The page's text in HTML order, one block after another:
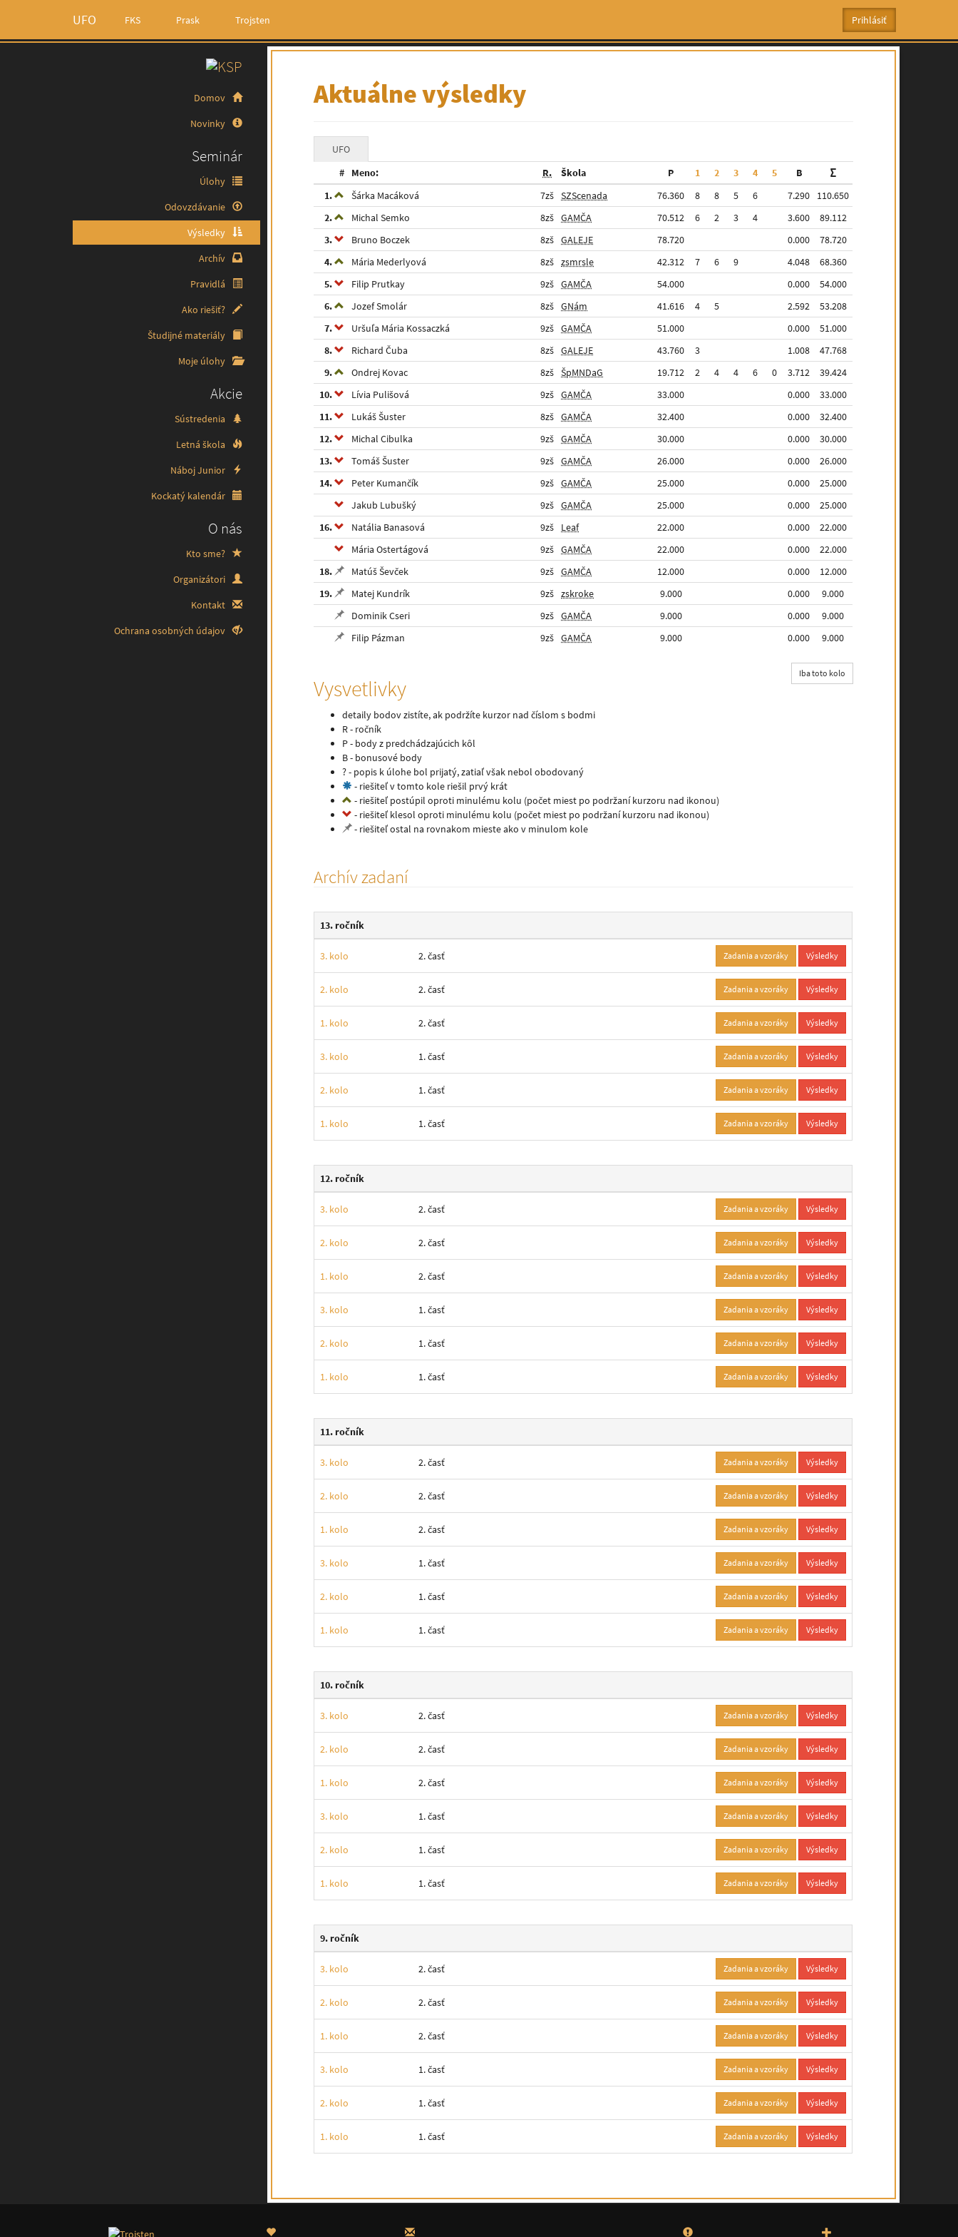
UFO FKS Prask Trojsten
Domov
Novinky
Seminár
Úlohy
Odovzdávanie
Výsledky
Archív
Pravidlá
Ako riešiť?
Študijné materiály
Moje úlohy
Akcie
Sústredenia
Letná škola
Náboj Junior
Kockatý kalendár
O nás
Kto sme?
Organizátori
Kontakt
Ochrana osobných údajov
Aktuálne výsledky
UFO
#
Meno: R. Škola P 1 2 3 4 5 B
∑
1.
Šárka Macáková 7zš SZScenada 76.360 8 8 5 6 7.290
110.650
2.
Michal Semko 8zš GAMČA 70.512 6 2 3 4 3.600
89.112
3.
Bruno Boczek 8zš GALEJE 78.720 0.000
78.720
4.
Mária Mederlyová 8zš zsmrsle 42.312 7 6 9 4.048
68.360
5.
Filip Prutkay 9zš GAMČA 54.000 0.000
54.000
6.
Jozef Smolár 8zš GNám 41.616 4 5 2.592
53.208
7.
Uršuľa Mária Kossaczká 9zš GAMČA 51.000 0.000
51.000
8.
Richard Čuba 8zš GALEJE 43.760 3 1.008
47.768
9.
Ondrej Kovac 8zš ŠpMNDaG 19.712 2 4 4 6 0 3.712
39.424
10.
Lívia Pulišová 9zš GAMČA 33.000 0.000
33.000
11.
Lukáš Šuster 8zš GAMČA 32.400 0.000
32.400
12.
Michal Cibulka 9zš GAMČA 30.000 0.000
30.000
13.
Tomáš Šuster 9zš GAMČA 26.000 0.000
26.000
14.
Peter Kumančík 9zš GAMČA 25.000 0.000
25.000
Jakub Lubušký
9zš GAMČA 25.000 0.000
25.000
16.
Natália Banasová 9zš Leaf 22.000 0.000
22.000
Mária Ostertágová
9zš GAMČA 22.000 0.000
22.000
18.
Matúš Ševček 9zš GAMČA 12.000 0.000
12.000
19.
Matej Kundrík 9zš zskroke 9.000 0.000
9.000
Dominik Cseri
9zš GAMČA 9.000 0.000
9.000
Filip Pázman
9zš GAMČA 9.000 0.000 9.000
Iba toto kolo
Vysvetlivky
detaily bodov zistíte, ak podržíte kurzor nad číslom s bodmi
R - ročník
P - body z predchádzajúcich kôl
B - bonusové body
? - popis k úlohe bol prijatý, zatiaľ však nebol obodovaný
- riešiteľ v tomto kole riešil prvý krát
- riešiteľ postúpil oproti minulému kolu (počet miest po podržaní kurzoru nad ikonou)
- riešiteľ klesol oproti minulému kolu (počet miest po podržaní kurzoru nad ikonou)
- riešiteľ ostal na rovnakom mieste ako v minulom kole
Archív zadaní
13. ročník
3. kolo 2. časť Zadania a vzoráky Výsledky
2. kolo 2. časť Zadania a vzoráky Výsledky
1. kolo 2. časť Zadania a vzoráky Výsledky
3. kolo 1. časť Zadania a vzoráky Výsledky
2. kolo 1. časť Zadania a vzoráky Výsledky
1. kolo 1. časť Zadania a vzoráky Výsledky
12. ročník
3. kolo 2. časť Zadania a vzoráky Výsledky
2. kolo 2. časť Zadania a vzoráky Výsledky
1. kolo 2. časť Zadania a vzoráky Výsledky
3. kolo 1. časť Zadania a vzoráky Výsledky
2. kolo 1. časť Zadania a vzoráky Výsledky
1. kolo 1. časť Zadania a vzoráky Výsledky
11. ročník
3. kolo 2. časť Zadania a vzoráky Výsledky
2. kolo 2. časť Zadania a vzoráky Výsledky
1. kolo 2. časť Zadania a vzoráky Výsledky
3. kolo 1. časť Zadania a vzoráky Výsledky
2. kolo 1. časť Zadania a vzoráky Výsledky
1. kolo 1. časť Zadania a vzoráky Výsledky
10. ročník
3. kolo 2. časť Zadania a vzoráky Výsledky
2. kolo 2. časť Zadania a vzoráky Výsledky
1. kolo 2. časť Zadania a vzoráky Výsledky
3. kolo 1. časť Zadania a vzoráky Výsledky
2. kolo 1. časť Zadania a vzoráky Výsledky
1. kolo 1. časť Zadania a vzoráky Výsledky
9. ročník
3. kolo 2. časť Zadania a vzoráky Výsledky
2. kolo 2. časť Zadania a vzoráky Výsledky
1. kolo 2. časť Zadania a vzoráky Výsledky
3. kolo 1. časť Zadania a vzoráky Výsledky
2. kolo 1. časť Zadania a vzoráky Výsledky
1. kolo 1. časť Zadania a vzoráky Výsledky